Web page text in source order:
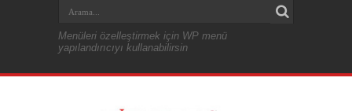
Menüleri özelleştirmek için WP menü
yapılandırıcıyı kullanabilirsin